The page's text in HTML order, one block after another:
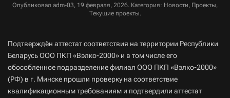
Опубликовал adm-03, 19 февраля, 2026. Категория: Новости, Проекты,
Текущие проекты.
Подтверждён аттестат соответствия на территории Республики
Беларусь ООО ПКП «Вэлко-2000» и в том числе его
обособленное подразделение филиал ООО ПКП «Вэлко-2000»
(РФ) в г. Минске прошли проверку на соответствие
квалификационным требованиям и подтвердили аттестат